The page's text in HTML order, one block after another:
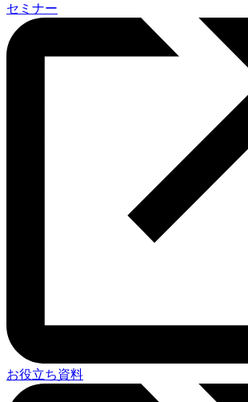
セミナー
お役立ち資料